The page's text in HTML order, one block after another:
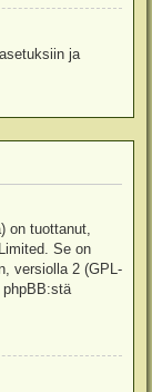
ja
on tuottanut,
. Se on
versiolla 2 (GPL-
phpBB:stä